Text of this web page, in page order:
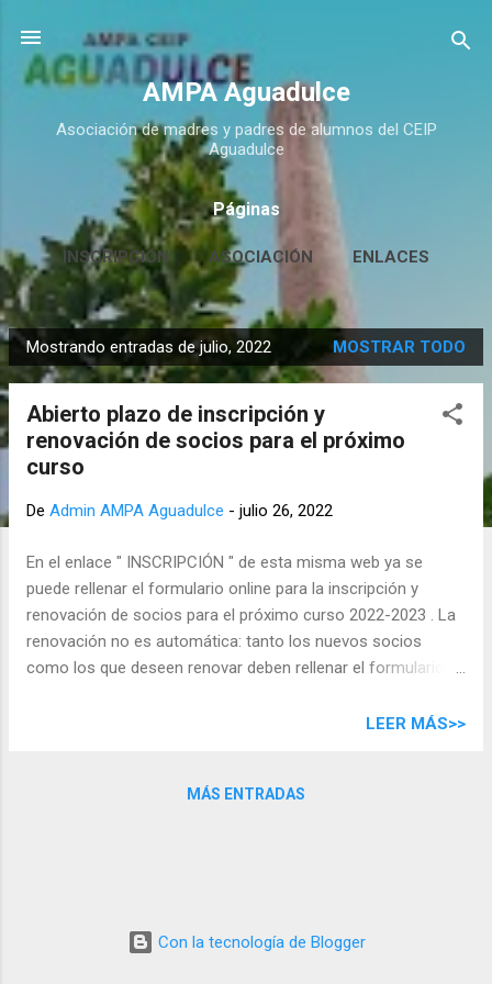
Ir al contenido principal
AMPA Aguadulce
Asociación de madres y padres de alumnos del CEIP
Aguadulce
Páginas
INSCRIPCIÓN ASOCIACIÓN ENLACES
CONTACTO MÁS… HUERTO ESCOLAR
E
n
Mostrando entradas de julio, 2022 MOSTRAR TODO
Abierto plazo de inscripción y
renovación de socios para el próximo
curso
De Admin AMPA Aguadulce - julio 26, 2022
En el enlace " INSCRIPCIÓN " de esta misma web ya se
puede rellenar el formulario online para la inscripción y
renovación de socios para el próximo curso 2022-2023 . La
renovación no es automática: tanto los nuevos socios
como los que deseen renovar deben rellenar el formulario
por familia . La inscripción sólo se puede realizar online y el
LEER MÁS>>
MÁS ENTRADAS
Con la tecnología de Blogger